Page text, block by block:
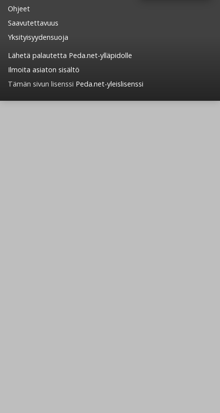
Ohjeet
Saavutettavuus
Yksityisyydensuoja
Lähetä palautetta Peda.net-ylläpidolle
Ilmoita asiaton sisältö
Tämän sivun lisenssi Peda.net-yleislisenssi